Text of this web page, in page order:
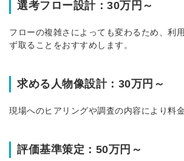
選考フロー設計：30万円～
フローの複雑さによっても変わるため、利
ず取ることをおすすめします。
求める人物像設計：30万円～
現場へのヒアリングや調査の内容により料
評価基準策定：50万円～